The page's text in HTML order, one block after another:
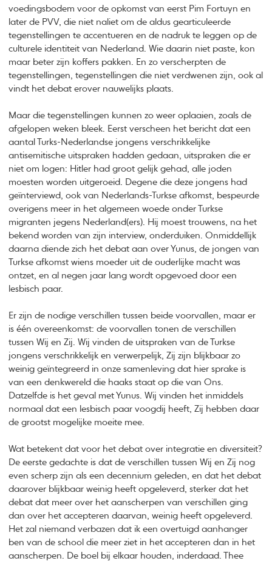
voedingsbodem voor de opkomst van eerst Pim Fortuyn en
later de PVV, die niet naliet om de aldus gearticuleerde
tegenstellingen te accentueren en de nadruk te leggen op de
culturele identiteit van Nederland. Wie daarin niet paste, kon
maar beter zijn koffers pakken. En zo verscherpten de
tegenstellingen, tegenstellingen die niet verdwenen zijn, ook al
vindt het debat erover nauwelijks plaats.
Maar die tegenstellingen kunnen zo weer oplaaien, zoals de
afgelopen weken bleek. Eerst verscheen het bericht dat een
aantal Turks-Nederlandse jongens verschrikkelijke
antisemitische uitspraken hadden gedaan, uitspraken die er
niet om logen: Hitler had groot gelijk gehad, alle joden
moesten worden uitgeroeid. Degene die deze jongens had
geïnterviewd, ook van Nederlands-Turkse afkomst, bespeurde
overigens meer in het algemeen woede onder Turkse
migranten jegens Nederland(ers). Hij moest trouwens, na het
bekend worden van zijn interview, onderduiken. Onmiddellijk
daarna diende zich het debat aan over Yunus, de jongen van
Turkse afkomst wiens moeder uit de ouderlijke macht was
ontzet, en al negen jaar lang wordt opgevoed door een
lesbisch paar.
Er zijn de nodige verschillen tussen beide voorvallen, maar er
is één overeenkomst: de voorvallen tonen de verschillen
tussen Wij en Zij. Wij vinden de uitspraken van de Turkse
jongens verschrikkelijk en verwerpelijk, Zij zijn blijkbaar zo
weinig geïntegreerd in onze samenleving dat hier sprake is
van een denkwereld die haaks staat op die van Ons.
Datzelfde is het geval met Yunus. Wij vinden het inmiddels
normaal dat een lesbisch paar voogdij heeft, Zij hebben daar
de grootst mogelijke moeite mee.
Wat betekent dat voor het debat over integratie en diversiteit?
De eerste gedachte is dat de verschillen tussen Wij en Zij nog
even scherp zijn als een decennium geleden, en dat het debat
daarover blijkbaar weinig heeft opgeleverd, sterker dat het
debat dat meer over het aanscherpen van verschillen ging
dan over het accepteren daarvan, weinig heeft opgeleverd.
Het zal niemand verbazen dat ik een overtuigd aanhanger
ben van de school die meer ziet in het accepteren dan in het
aanscherpen. De boel bij elkaar houden, inderdaad. Thee